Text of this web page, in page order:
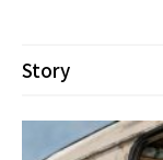
Story